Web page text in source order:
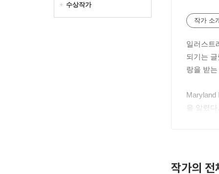
수상작가
작가 소
일러스트
되기는
랑을 받
Maryland
을 알렸
작가의 전